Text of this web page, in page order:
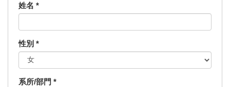
姓名 *
性別 *
系所/部門 *